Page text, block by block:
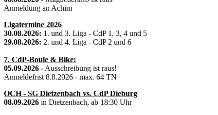
Anmeldung an Achim
Ligatermine 2026
30.08.2026: 1. und 3. Liga - CdP 1, 3, 4 und 5
29.08.2026: 2. und 4. Liga - CdP 2 und 6
7. CdP-Boule & Bike:
05.09.2026 - Ausschreibung ist raus!
Anmeldefrist 8.8.2026 - max. 64 TN
OCH - SG Dietzenbach vs. CdP Dieburg
08.09.2026 in Dietzenbach, ab 18:30 Uhr